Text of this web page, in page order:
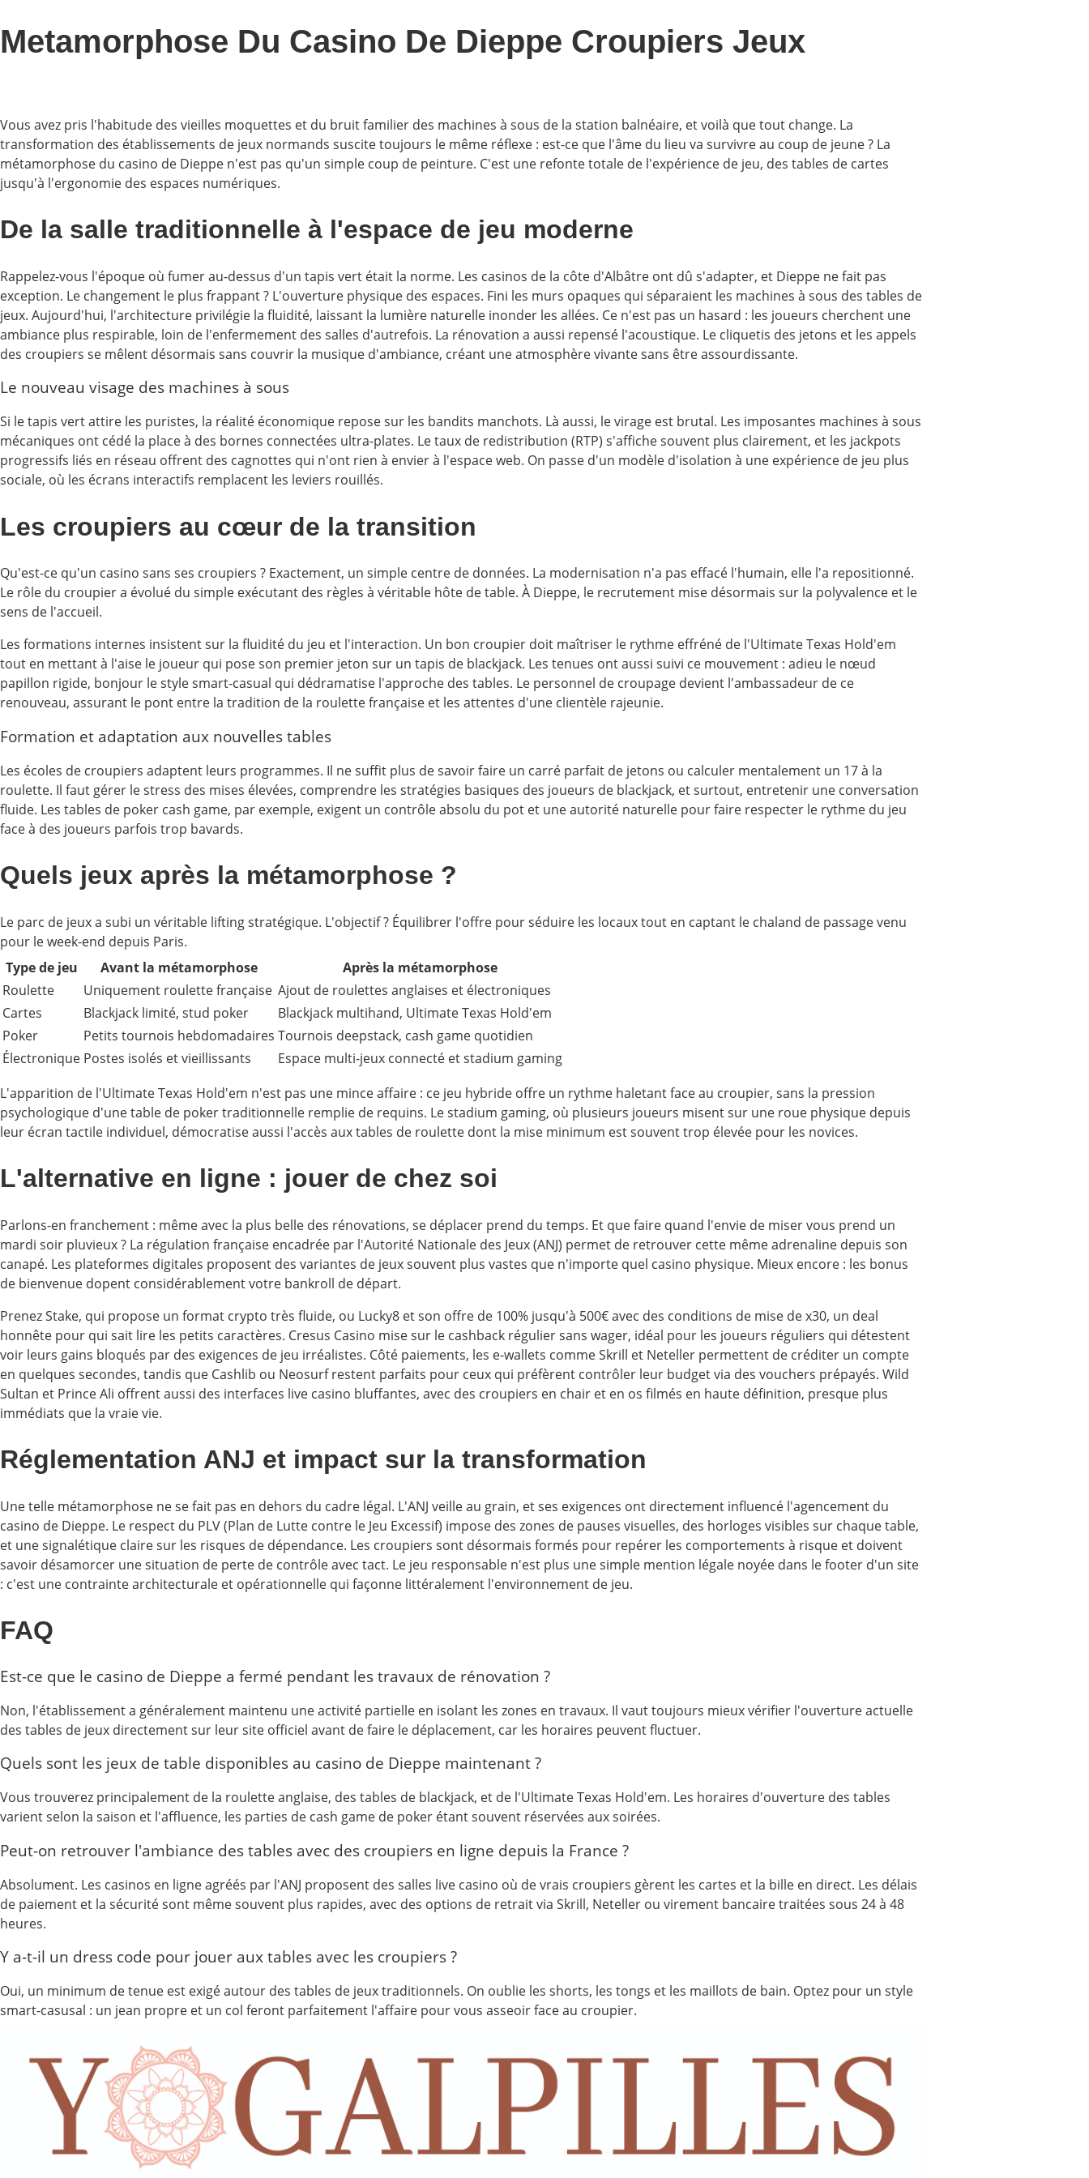
Metamorphose Du Casino De Dieppe Croupiers Jeux
Vous avez pris l'habitude des vieilles moquettes et du bruit familier des machines à sous de la station balnéaire, et voilà que tout change. La
transformation des établissements de jeux normands suscite toujours le même réflexe : est-ce que l'âme du lieu va survivre au coup de jeune ? La
métamorphose du casino de Dieppe n'est pas qu'un simple coup de peinture. C'est une refonte totale de l'expérience de jeu, des tables de cartes
jusqu'à l'ergonomie des espaces numériques.
De la salle traditionnelle à l'espace de jeu moderne
Rappelez-vous l'époque où fumer au-dessus d'un tapis vert était la norme. Les casinos de la côte d'Albâtre ont dû s'adapter, et Dieppe ne fait pas
exception. Le changement le plus frappant ? L'ouverture physique des espaces. Fini les murs opaques qui séparaient les machines à sous des tables de
jeux. Aujourd'hui, l'architecture privilégie la fluidité, laissant la lumière naturelle inonder les allées. Ce n'est pas un hasard : les joueurs cherchent une
ambiance plus respirable, loin de l'enfermement des salles d'autrefois. La rénovation a aussi repensé l'acoustique. Le cliquetis des jetons et les appels
des croupiers se mêlent désormais sans couvrir la musique d'ambiance, créant une atmosphère vivante sans être assourdissante.
Le nouveau visage des machines à sous
Si le tapis vert attire les puristes, la réalité économique repose sur les bandits manchots. Là aussi, le virage est brutal. Les imposantes machines à sous
mécaniques ont cédé la place à des bornes connectées ultra-plates. Le taux de redistribution (RTP) s'affiche souvent plus clairement, et les jackpots
progressifs liés en réseau offrent des cagnottes qui n'ont rien à envier à l'espace web. On passe d'un modèle d'isolation à une expérience de jeu plus
sociale, où les écrans interactifs remplacent les leviers rouillés.
Les croupiers au cœur de la transition
Qu'est-ce qu'un casino sans ses croupiers ? Exactement, un simple centre de données. La modernisation n'a pas effacé l'humain, elle l'a repositionné.
Le rôle du croupier a évolué du simple exécutant des règles à véritable hôte de table. À Dieppe, le recrutement mise désormais sur la polyvalence et le
sens de l'accueil.
Les formations internes insistent sur la fluidité du jeu et l'interaction. Un bon croupier doit maîtriser le rythme effréné de l'Ultimate Texas Hold'em
tout en mettant à l'aise le joueur qui pose son premier jeton sur un tapis de blackjack. Les tenues ont aussi suivi ce mouvement : adieu le nœud
papillon rigide, bonjour le style smart-casual qui dédramatise l'approche des tables. Le personnel de croupage devient l'ambassadeur de ce
renouveau, assurant le pont entre la tradition de la roulette française et les attentes d'une clientèle rajeunie.
Formation et adaptation aux nouvelles tables
Les écoles de croupiers adaptent leurs programmes. Il ne suffit plus de savoir faire un carré parfait de jetons ou calculer mentalement un 17 à la
roulette. Il faut gérer le stress des mises élevées, comprendre les stratégies basiques des joueurs de blackjack, et surtout, entretenir une conversation
fluide. Les tables de poker cash game, par exemple, exigent un contrôle absolu du pot et une autorité naturelle pour faire respecter le rythme du jeu
face à des joueurs parfois trop bavards.
Quels jeux après la métamorphose ?
Le parc de jeux a subi un véritable lifting stratégique. L'objectif ? Équilibrer l'offre pour séduire les locaux tout en captant le chaland de passage venu
pour le week-end depuis Paris.
Type de jeu
Avant la métamorphose
Après la métamorphose
Roulette
Uniquement roulette française Ajout de roulettes anglaises et électroniques
Cartes
Blackjack limité, stud poker
Blackjack multihand, Ultimate Texas Hold'em
Poker
Petits tournois hebdomadaires Tournois deepstack, cash game quotidien
Électronique Postes isolés et vieillissants
Espace multi-jeux connecté et stadium gaming
L'apparition de l'Ultimate Texas Hold'em n'est pas une mince affaire : ce jeu hybride offre un rythme haletant face au croupier, sans la pression
psychologique d'une table de poker traditionnelle remplie de requins. Le stadium gaming, où plusieurs joueurs misent sur une roue physique depuis
leur écran tactile individuel, démocratise aussi l'accès aux tables de roulette dont la mise minimum est souvent trop élevée pour les novices.
L'alternative en ligne : jouer de chez soi
Parlons-en franchement : même avec la plus belle des rénovations, se déplacer prend du temps. Et que faire quand l'envie de miser vous prend un
mardi soir pluvieux ? La régulation française encadrée par l'Autorité Nationale des Jeux (ANJ) permet de retrouver cette même adrenaline depuis son
canapé. Les plateformes digitales proposent des variantes de jeux souvent plus vastes que n'importe quel casino physique. Mieux encore : les bonus
de bienvenue dopent considérablement votre bankroll de départ.
Prenez Stake, qui propose un format crypto très fluide, ou Lucky8 et son offre de 100% jusqu'à 500€ avec des conditions de mise de x30, un deal
honnête pour qui sait lire les petits caractères. Cresus Casino mise sur le cashback régulier sans wager, idéal pour les joueurs réguliers qui détestent
voir leurs gains bloqués par des exigences de jeu irréalistes. Côté paiements, les e-wallets comme Skrill et Neteller permettent de créditer un compte
en quelques secondes, tandis que Cashlib ou Neosurf restent parfaits pour ceux qui préfèrent contrôler leur budget via des vouchers prépayés. Wild
Sultan et Prince Ali offrent aussi des interfaces live casino bluffantes, avec des croupiers en chair et en os filmés en haute définition, presque plus
immédiats que la vraie vie.
Réglementation ANJ et impact sur la transformation
Une telle métamorphose ne se fait pas en dehors du cadre légal. L'ANJ veille au grain, et ses exigences ont directement influencé l'agencement du
casino de Dieppe. Le respect du PLV (Plan de Lutte contre le Jeu Excessif) impose des zones de pauses visuelles, des horloges visibles sur chaque table,
et une signalétique claire sur les risques de dépendance. Les croupiers sont désormais formés pour repérer les comportements à risque et doivent
savoir désamorcer une situation de perte de contrôle avec tact. Le jeu responsable n'est plus une simple mention légale noyée dans le footer d'un site
: c'est une contrainte architecturale et opérationnelle qui façonne littéralement l'environnement de jeu.
FAQ
Est-ce que le casino de Dieppe a fermé pendant les travaux de rénovation ?
Non, l'établissement a généralement maintenu une activité partielle en isolant les zones en travaux. Il vaut toujours mieux vérifier l'ouverture actuelle
des tables de jeux directement sur leur site officiel avant de faire le déplacement, car les horaires peuvent fluctuer.
Quels sont les jeux de table disponibles au casino de Dieppe maintenant ?
Vous trouverez principalement de la roulette anglaise, des tables de blackjack, et de l'Ultimate Texas Hold'em. Les horaires d'ouverture des tables
varient selon la saison et l'affluence, les parties de cash game de poker étant souvent réservées aux soirées.
Peut-on retrouver l'ambiance des tables avec des croupiers en ligne depuis la France ?
Absolument. Les casinos en ligne agréés par l'ANJ proposent des salles live casino où de vrais croupiers gèrent les cartes et la bille en direct. Les délais
de paiement et la sécurité sont même souvent plus rapides, avec des options de retrait via Skrill, Neteller ou virement bancaire traitées sous 24 à 48
heures.
Y a-t-il un dress code pour jouer aux tables avec les croupiers ?
Oui, un minimum de tenue est exigé autour des tables de jeux traditionnels. On oublie les shorts, les tongs et les maillots de bain. Optez pour un style
smart-casusal : un jean propre et un col feront parfaitement l'affaire pour vous asseoir face au croupier.